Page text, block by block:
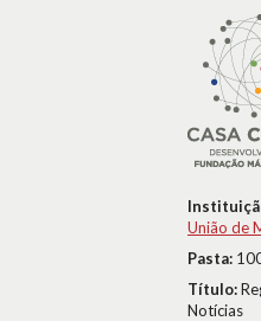
União de
Pasta:
Título:
Notícias